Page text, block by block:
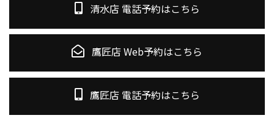
清水店 電話予約はこちら
鷹匠店 Web予約はこちら
鷹匠店 電話予約はこちら